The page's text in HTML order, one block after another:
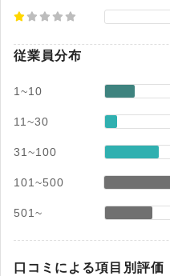
従業員分布
1~10
11~30
31~100
101~500
501~
口コミによる項目別評価